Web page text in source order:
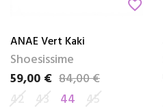
favorite_border
ANAE Vert Kaki
Shoesissime
Prix
59,00 €
Prix de base84,00 €
42 43 44 45